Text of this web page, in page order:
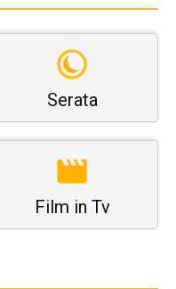
Serata
Film in Tv